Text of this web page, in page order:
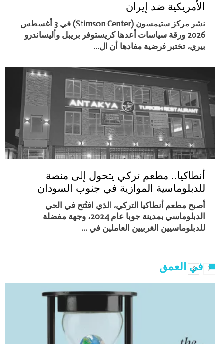
الأمريكية ضد إيران
نشر مركز ستيمسون (Stimson Center) في 3 أغسطس
2026 ورقة سياسات أعدها كريستوفر بريبل وأليساندرو
بيري، تختبر فرضية مفادها أن ال…
أنطاكيا.. مطعم تركي يتحول إلى منصة
للدبلوماسية الموازية في جنوب السودان
أصبح مطعم أنطاكيا التركي، الذي افتُتح في الحي
الدبلوماسي بمدينة جوبا عام 2024، وجهة مفضلة
للدبلوماسيين الغربيين العاملين في …
في العمق